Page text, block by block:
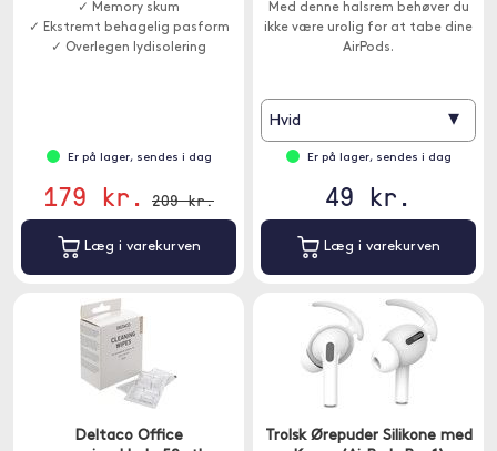
✓ Memory skum
✓ Ekstremt behagelig pasform
✓ Overlegen lydisolering
Er på lager, sendes i dag
179 kr. 209 kr.
Læg i varekurven
Med denne halsrem behøver du
ikke være urolig for at tabe dine
AirPods.
Hvid ▾
Er på lager, sendes i dag
49 kr.
Læg i varekurven
Deltaco Office
Trolsk Ørepuder Silikone med